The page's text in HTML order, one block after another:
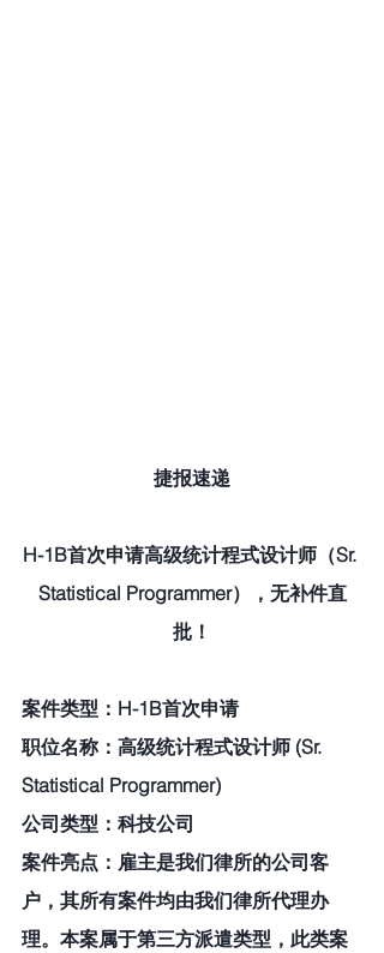
捷报速递
H-1B首次申请高级统计程式设计师（Sr.
Statistical Programmer），无补件直
批！
案件类型：H-1B首次申请
职位名称：高级统计程式设计师 (Sr.
Statistical Programmer)
公司类型：科技公司
案件亮点：雇主是我们律所的公司客
户，其所有案件均由我们律所代理办
理。本案属于第三方派遣类型，此类案